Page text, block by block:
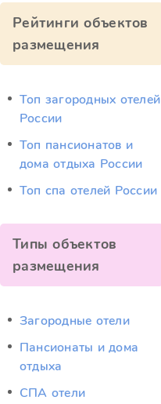
Рейтинги объектов
размещения
Топ загородных отелей
России
Топ пансионатов и
дома отдыха России
Топ спа отелей России
Типы объектов
размещения
Загородные отели
Пансионаты и дома
отдыха
СПА отели